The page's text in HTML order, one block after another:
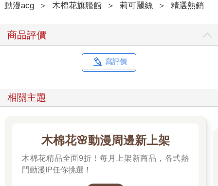
動漫acg ＞ 木棉花旗艦館 ＞ 莉可麗絲 ＞ 精選熱銷
商品評價
寫評價
相關主題
木棉花🌸動漫周邊新上架
木棉花精品全面9折！每月上架新商品，各式熱
門動漫IP任你挑選！